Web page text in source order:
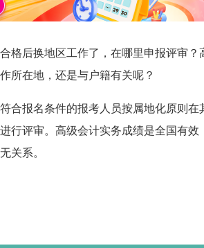
格后换地区工作了，在哪里申报评审？
所在地，还是与户籍有关呢？
合报名条件的报考人员按属地化原则在
行评审。高级会计实务成绩是全国有效
关系。